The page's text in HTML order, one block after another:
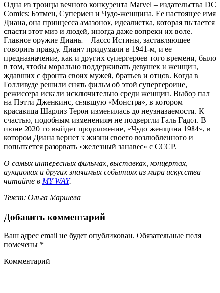
Одна из троицы вечного конкурента Marvel – издательства DC
Comics: Бэтмен, Супермен и Чудо-женщина. Ее настоящее имя
Диана, она принцесса амазонок, идеалистка, которая пытается
спасти этот мир и людей, иногда даже вопреки их воле.
Главное оружие Дианы – Лассо Истины, заставляющее
говорить правду. Диану придумали в 1941-м, и ее
предназначение, как и других супергероев того времени, было
в том, чтобы морально поддерживать девушек и женщин,
ждавших с фронта своих мужей, братьев и отцов. Когда в
Голливуде решили снять фильм об этой супергероине,
режиссера искали исключительно среди женщин. Выбор пал
на Пэтти Дженкинс, снявшую «Монстра», в котором
красавица Шарлиз Терон изменилась до неузнаваемости. К
счастью, подобным изменениям не подвергли Галь Гадот. В
июне 2020-го выйдет продолжение, «Чудо-женщина 1984», в
котором Диана вернет к жизни своего возлюбленного и
попытается разорвать «железный занавес» с СССР.
О самых интересных фильмах, выставках, концертах,
аукционах и других значимых событиях из мира искусства
читайте в MY WAY.
Текст: Ольга Маршева
Добавить комментарий
Ваш адрес email не будет опубликован. Обязательные поля
помечены *
Комментарий